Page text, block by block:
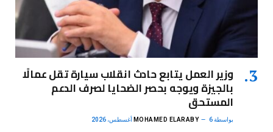
وزير العمل يتابع حادث انقلاب سيارة تقل عمالًا
بالجيزة ويوجه بحصر الضحايا لصرف الدعم
المستحق
بواسطة MOHAMED ELARABY 6 أغسطس، 2026